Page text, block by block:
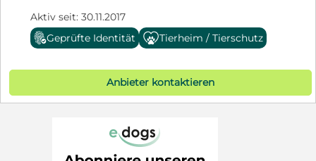
Aktiv seit: 30.11.2017
Geprüfte Identität
Tierheim / Tierschutz
Anbieter kontaktieren